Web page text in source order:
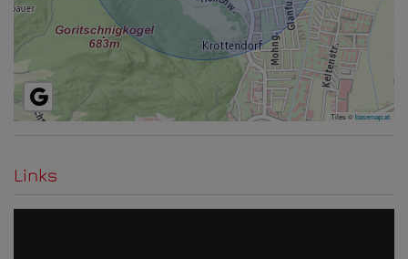
Tiles ©basemap.at
Links